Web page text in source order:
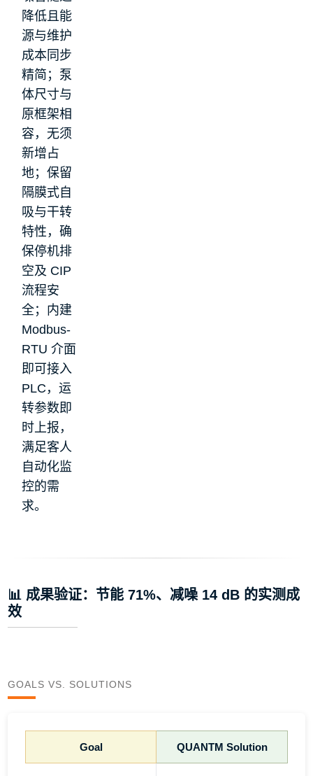
降低且能
源与维护
成本同步
精简；泵
体尺寸与
原框架相
容，无须
新增占
地；保留
隔膜式自
吸与干转
特性，确
保停机排
空及 CIP
流程安
全；内建
Modbus-
RTU 介面
即可接入
PLC，运
转参数即
时上报，
满足客人
自动化监
控的需
求。
📊 成果验证：节能 71%、减噪 14 dB 的实测成
效
GOALS VS. SOLUTIONS
Goal QUANTM Solution